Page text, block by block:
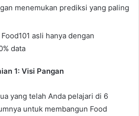
menemukan prediksi yang paling
asli hanya dengan
data
1: Visi Pangan
yang telah Anda pelajari di 6
untuk membangun Food